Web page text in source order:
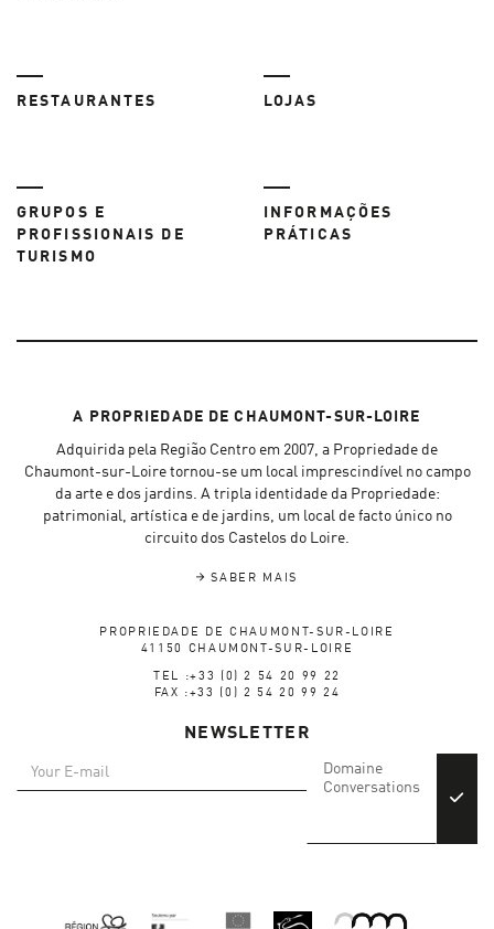
RESTAURANTES LOJAS
GRUPOS E
PROFISSIONAIS DE
TURISMO
INFORMAÇÕES
PRÁTICAS
A PROPRIEDADE DE CHAUMONT-SUR-LOIRE
Adquirida pela Região Centro em 2007, a Propriedade de
Chaumont-sur-Loire tornou-se um local imprescindível no campo
da arte e dos jardins. A tripla identidade da Propriedade:
patrimonial, artística e de jardins, um local de facto único no
circuito dos Castelos do Loire.
SABER MAIS
PROPRIEDADE DE CHAUMONT-SUR-LOIRE
41150 CHAUMONT-SUR-LOIRE
TEL :+33 (0) 2 54 20 99 22
FAX :+33 (0) 2 54 20 99 24
NEWSLETTER